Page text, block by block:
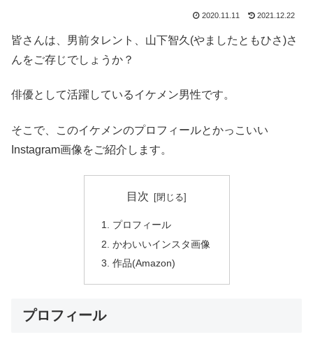
2020.11.11 2021.12.22
皆さんは、男前タレント、山下智久(やましたともひさ)さ
んをご存じでしょうか？
俳優として活躍しているイケメン男性です。
そこで、このイケメンのプロフィールとかっこいい
Instagram画像をご紹介します。
目次
プロフィール
かわいいインスタ画像
作品(Amazon)
プロフィール